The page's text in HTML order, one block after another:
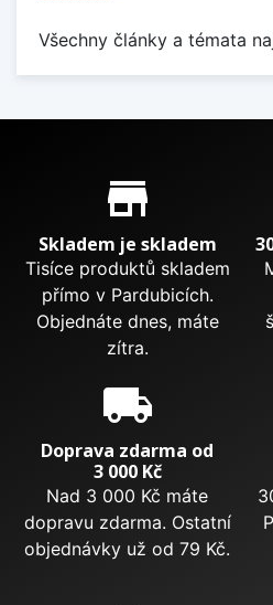
Všechny články a témata
Proč nakupovat u nás?
store_mall_directory
Skladem je skladem
Tisíce produktů skladem
přímo v Pardubicích.
Objednáte dnes, máte
zítra.
local_shipping
Doprava zdarma od
3 000 Kč
Nad 3 000 Kč máte
dopravu zdarma. Ostatní
objednávky už od 79 Kč.